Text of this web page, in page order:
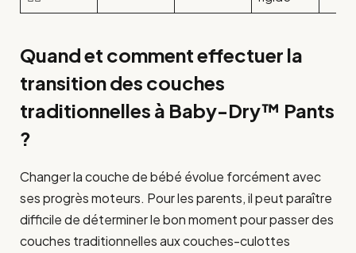
Quand et comment effectuer la
transition des couches
traditionnelles à Baby-Dry™ Pants
?
Changer la couche de bébé évolue forcément avec
ses progrès moteurs. Pour les parents, il peut paraître
difficile de déterminer le bon moment pour passer des
couches traditionnelles aux couches-culottes